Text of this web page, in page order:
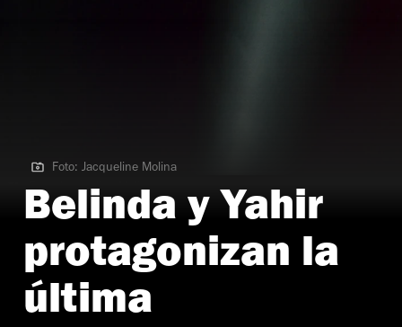
Foto: Jacqueline Molina
Foto: Jacqueline Molina
Belinda y Yahir
protagonizan la
última